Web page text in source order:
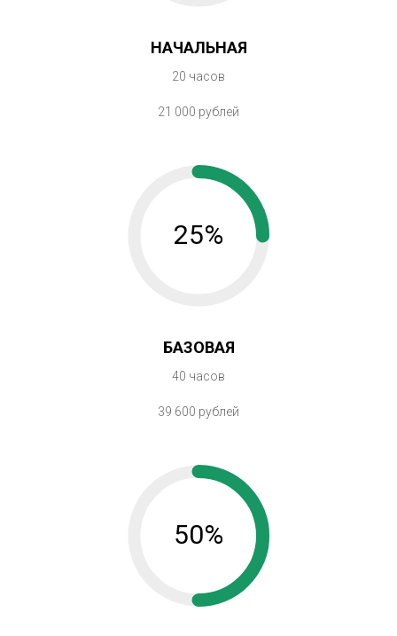
НАЧАЛЬНАЯ
20 часов
21 000 рублей
25%
БАЗОВАЯ
40 часов
39 600 рублей
50%